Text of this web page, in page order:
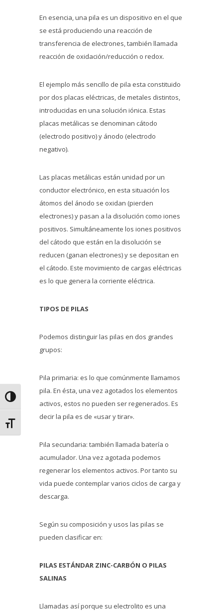
Alternar alto contraste
Alternar tamaño de letra
En esencia, una pila es un dispositivo en el que
se está produciendo una reacción de
transferencia de electrones, también llamada
reacción de oxidación/reducción o redox.
El ejemplo más sencillo de pila esta constituido
por dos placas eléctricas, de metales distintos,
introducidas en una solución iónica. Estas
placas metálicas se denominan cátodo
(electrodo positivo) y ánodo (electrodo
negativo).
Las placas metálicas están unidad por un
conductor electrónico, en esta situación los
átomos del ánodo se oxidan (pierden
electrones) y pasan a la disolución como iones
positivos. Simultáneamente los iones positivos
del cátodo que están en la disolución se
reducen (ganan electrones) y se depositan en
el cátodo. Este movimiento de cargas eléctricas
es lo que genera la corriente eléctrica.
TIPOS DE PILAS
Podemos distinguir las pilas en dos grandes
grupos:
Pila primaria: es lo que comúnmente llamamos
pila. En ésta, una vez agotados los elementos
activos, estos no pueden ser regenerados. Es
decir la pila es de «usar y tirar».
Pila secundaria: también llamada batería o
acumulador. Una vez agotada podemos
regenerar los elementos activos. Por tanto su
vida puede contemplar varios ciclos de carga y
descarga.
Según su composición y usos las pilas se
pueden clasificar en:
PILAS ESTÁNDAR ZINC-CARBÓN O PILAS
SALINAS
Llamadas así porque su electrolito es una